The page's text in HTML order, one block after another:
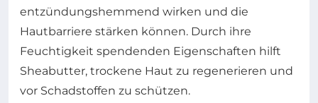
entzündungshemmend wirken und die
Hautbarriere stärken können. Durch ihre
Feuchtigkeit spendenden Eigenschaften hilft
Sheabutter, trockene Haut zu regenerieren und
vor Schadstoffen zu schützen.